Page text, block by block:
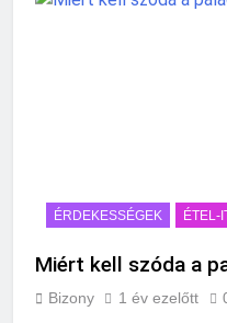
ÉRDEKESSÉGEK ÉTEL-
Miért kell szóda a
Bizony 1 év ezelőtt